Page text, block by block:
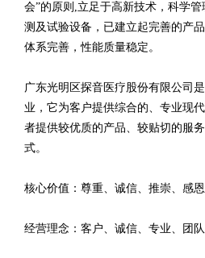
会”的原则,立足于高新技术，科学
测及试验设备，已建立起完善的产
体系完善，性能质量稳定。
广东光明区探音医疗股份有限公司
业，它为客户提供综合的、专业现
者提供较优质的产品、较贴切的服
式。
核心价值：尊重、诚信、推崇、感
经营理念：客户、诚信、专业、团